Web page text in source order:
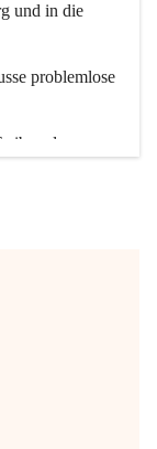
und in die
problemlose
der